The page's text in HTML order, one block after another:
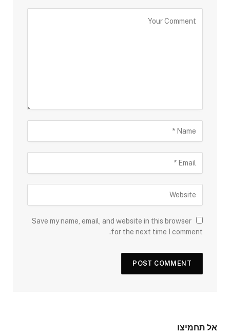
Save my name, email, and website in this browser
for the next time I comment.
אל תחמיצו